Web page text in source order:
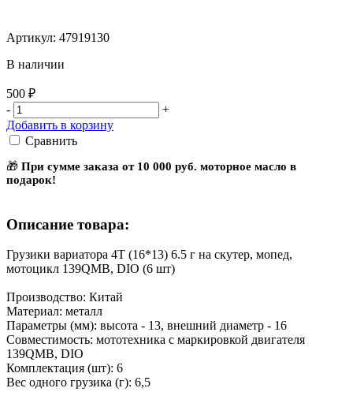
Артикул: 47919130
В наличии
500 ₽
-
+
Добавить в корзину
Сравнить
🎁 При сумме заказа от 10 000 руб. моторное масло в
подарок!
Описание товара:
Грузики вариатора 4Т (16*13) 6.5 г на скутер, мопед,
мотоцикл 139QMB, DIO (6 шт)
Производство: Китай
Материал: металл
Параметры (мм): высота - 13, внешний диаметр - 16
Совместимость: мототехника с маркировкой двигателя
139QMB, DIO
Комплектация (шт): 6
Вес одного грузика (г): 6,5